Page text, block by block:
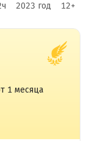
ч 2023 год 12+
1 месяца